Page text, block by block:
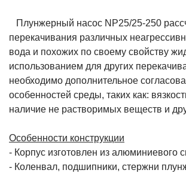
Плунжерный насос NP25/25-250
перекачивания различных
вода и похожих по своему свойству
использованием для других
необходимо дополнительное
особенностей среды, таких как:
наличие не растворимых веществ и
Особенности конструкции
- Корпус изготовлен из алюминиевого
- Коленвал, подшипники, стержни